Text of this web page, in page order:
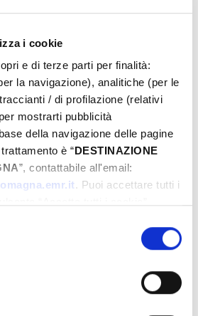
i cookie
e di terze parti per finalità:
la navigazione), analitiche (per le
/ di profilazione (relativi
mostrarti pubblicità
della navigazione delle pagine
è “DESTINAZIONE
”, contattabile all'email:
. Puoi accettare tutti i
facendo clic su “Personalizza”.
tutti i cookie i Tuoi dati potranno
garanzie idonee per il